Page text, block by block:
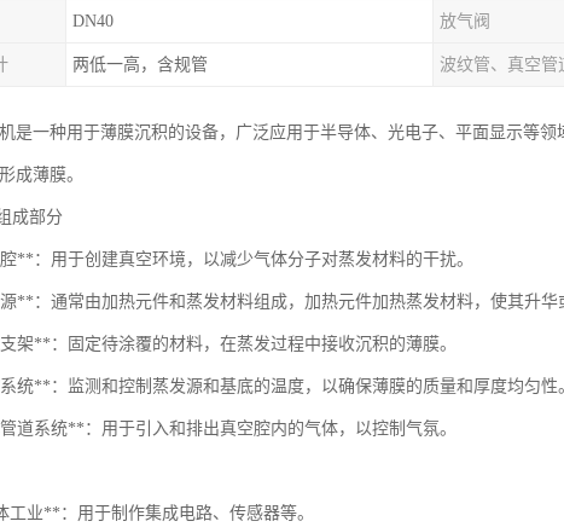
DN40 放气阀
两低一高，含规管 波纹管、真空管
是一种用于薄膜沉积的设备，广泛应用于半导体、光电子、平面显示等
成薄膜。
成部分
**：用于创建真空环境，以减少气体分子对蒸发材料的干扰。
**：通常由加热元件和蒸发材料组成，加热元件加热蒸发材料，使其升华
架**：固定待涂覆的材料，在蒸发过程中接收沉积的薄膜。
统**：监测和控制蒸发源和基底的温度，以确保薄膜的质量和厚度均匀性
道系统**：用于引入和排出真空腔内的气体，以控制气氛。
工业**：用于制作集成电路、传感器等。